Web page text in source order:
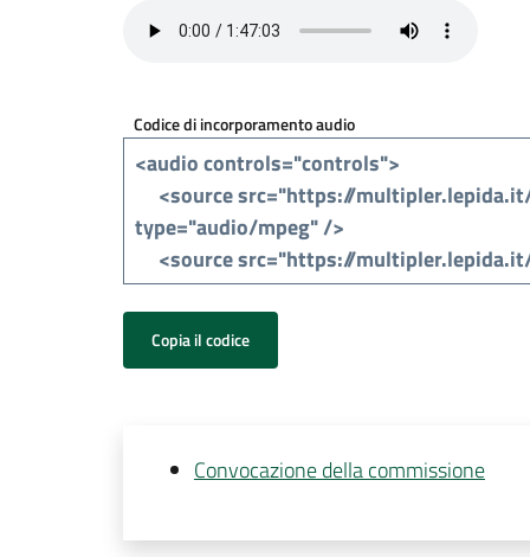
Codice di incorporamento audio
Copia il codice
Convocazione della commissione